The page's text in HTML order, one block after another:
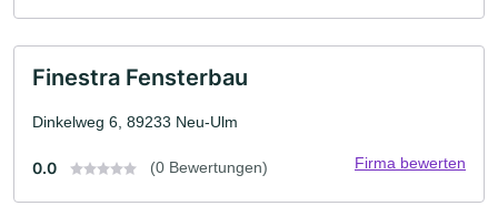
Finestra Fensterbau
Dinkelweg 6, 89233 Neu-Ulm
0.0 (0 Bewertungen) Firma bewerten